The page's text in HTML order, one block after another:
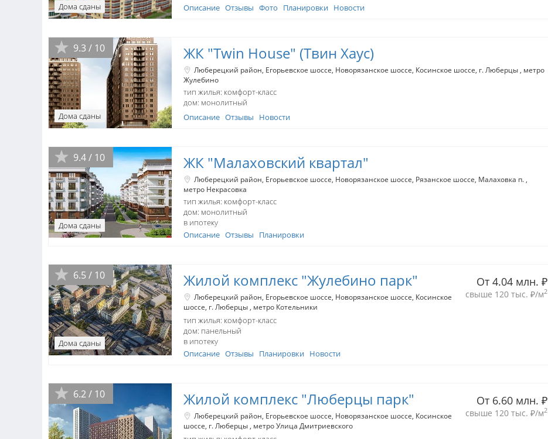
Дома сданы
Описание Отзывы Фото Планировки Новости
9.3 / 10
Дома сданы
ЖК "Twin House" (Твин Хаус)
Люберецкий район Егорьевское шоссе Новорязанское шоссе Косинское шоссе г. Люберцы метро
Жулебино
тип жилья: комфорт-класс
дом: монолитный
Описание Отзывы Новости
9.4 / 10
Дома сданы
ЖК "Малаховский квартал"
Люберецкий район Егорьевское шоссе Новорязанское шоссе Рязанское шоссе Малаховка п.
метро Некрасовка
тип жилья: комфорт-класс
дом: монолитный
в ипотеку
Описание Отзывы Планировки
6.5 / 10
Дома сданы
Жилой комплекс "Жулебино парк" От 4.04 млн. ₽
свыше 120 тыс. ₽/м2
Люберецкий район Егорьевское шоссе Новорязанское шоссе Косинское
шоссе г. Люберцы метро Котельники
тип жилья: комфорт-класс
дом: панельный
в ипотеку
Описание Отзывы Планировки Новости
6.2 / 10 Жилой комплекс "Люберцы парк" От 6.60 млн. ₽
свыше 120 тыс. ₽/м2
Люберецкий район Егорьевское шоссе Новорязанское шоссе Косинское
шоссе г. Люберцы метро Улица Дмитриевского